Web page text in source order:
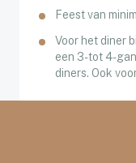
Feest van
Voor het diner
een 3- tot 4-
diners. Ook